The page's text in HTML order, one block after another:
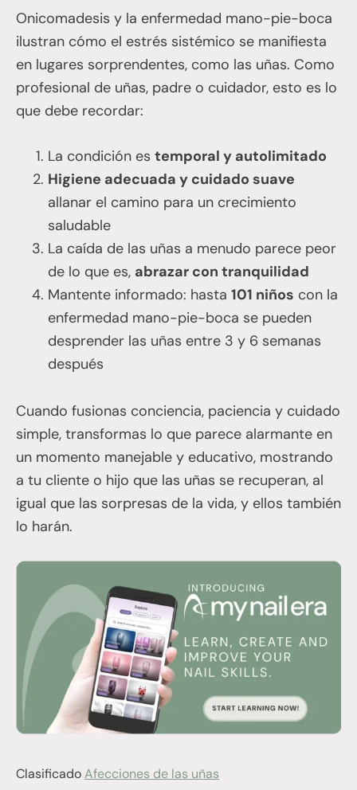
Onicomadesis y la enfermedad mano-pie-boca
ilustran cómo el estrés sistémico se manifiesta
en lugares sorprendentes, como las uñas. Como
profesional de uñas, padre o cuidador, esto es lo
que debe recordar:
La condición es temporal y autolimitado
Higiene adecuada y cuidado suave
allanar el camino para un crecimiento
saludable
La caída de las uñas a menudo parece peor
de lo que es, abrazar con tranquilidad
Mantente informado: hasta 101 niños con la
enfermedad mano-pie-boca se pueden
desprender las uñas entre 3 y 6 semanas
después
Cuando fusionas conciencia, paciencia y cuidado
simple, transformas lo que parece alarmante en
un momento manejable y educativo, mostrando
a tu cliente o hijo que las uñas se recuperan, al
igual que las sorpresas de la vida, y ellos también
lo harán.
ClasificadoAfecciones de las uñas